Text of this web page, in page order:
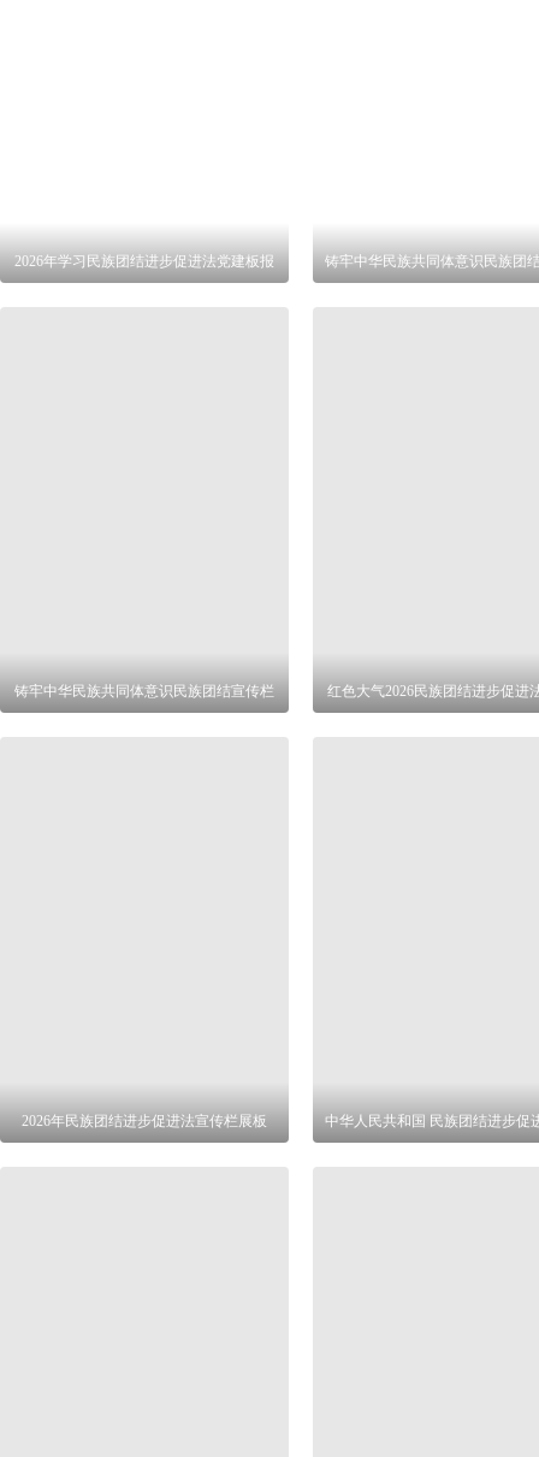
2026年学习民族团结进步促进法党建板报
铸牢中华民族共同体意识民族团结宣传栏 红色大气2026民族团结进步促进
2026年民族团结进步促进法宣传栏展板